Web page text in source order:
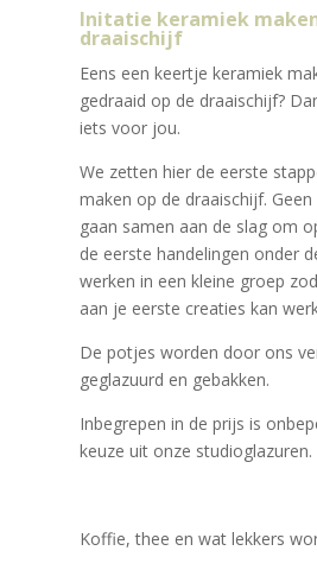
Initatie keramiek
draaischijf
Eens een keertje keramiek
gedraaid op de draaischijf?
iets voor jou.
We zetten hier de eerste
maken op de draaischijf.
gaan samen aan de slag om
de eerste handelingen onder
werken in een kleine groep
aan je eerste creaties kan
De potjes worden door ons
geglazuurd en gebakken.
Inbegrepen in de prijs is
keuze uit onze studioglazuren.
Koffie, thee en wat lekkers